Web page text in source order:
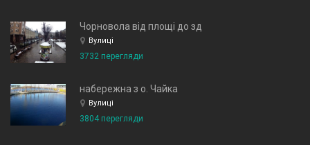
Чорновола від площі до зд
Вулиці
3732 перегляди
набережна з о. Чайка
Вулиці
3804 перегляди